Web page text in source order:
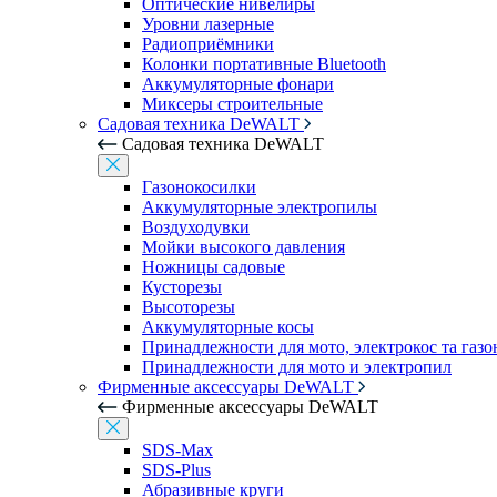
Оптические нивелиры
Уровни лазерные
Радиоприёмники
Колонки портативные Bluetooth
Аккумуляторные фонари
Миксеры строительные
Садовая техника DeWALT
Садовая техника DeWALT
Газонокосилки
Аккумуляторные электропилы
Воздуходувки
Мойки высокого давления
Ножницы садовые
Кусторезы
Высоторезы
Аккумуляторные косы
Принадлежности для мото, электрокос та
Принадлежности для мото и электропил
Фирменные аксессуары DeWALT
Фирменные аксессуары DeWALT
SDS-Max
SDS-Plus
Абразивные круги